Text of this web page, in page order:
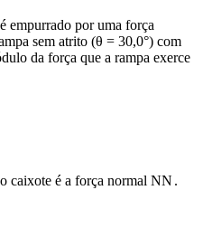
empurrado por uma força
sem atrito (θ = 30,0°) com
da força que a rampa exerce
caixote é a força normal NN .